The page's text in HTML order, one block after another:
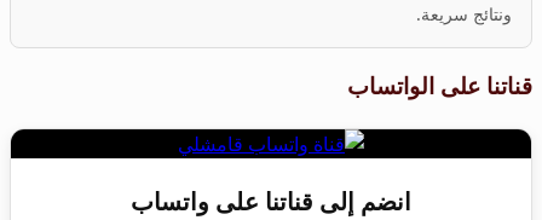
ونتائج سريعة.
قناتنا على الواتساب
انضم إلى قناتنا على واتساب